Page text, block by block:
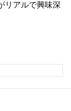
リアルで興味深